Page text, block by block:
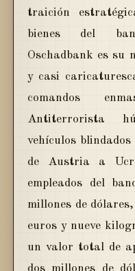
traición
bienes del
Oschadbank es su
y casi
comandos
Antiterrorista
vehículos
de Austria a
empleados del
millones de
euros y nueve
un valor total de